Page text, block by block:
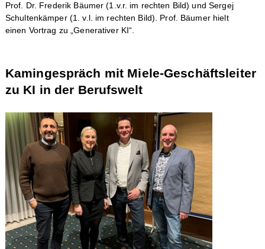
Prof. Dr. Frederik Bäumer (1.v.r. im rechten Bild) und Sergej
Schultenkämper (1. v.l. im rechten Bild). Prof. Bäumer hielt
einen Vortrag zu „Generativer KI“.
Kamingespräch mit Miele-Geschäftsleiter
zu KI in der Berufswelt